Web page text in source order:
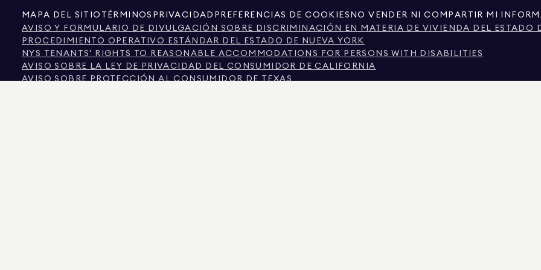
MAPA DEL SITIO TÉRMINOS PRIVACIDAD PREFERENCIAS DE COOKIES NO VENDER NI COMPARTIR MI
AVISO Y FORMULARIO DE DIVULGACIÓN SOBRE DISCRIMINACIÓN EN MATERIA DE VIVIENDA DEL ESTADO
PROCEDIMIENTO OPERATIVO ESTÁNDAR DEL ESTADO DE NUEVA YORK
NYS TENANTS' RIGHTS TO REASONABLE ACCOMMODATIONS FOR PERSONS WITH DISABILITIES
AVISO SOBRE LA LEY DE PRIVACIDAD DEL CONSUMIDOR DE CALIFORNIA
AVISO SOBRE PROTECCIÓN AL CONSUMIDOR DE TEXAS